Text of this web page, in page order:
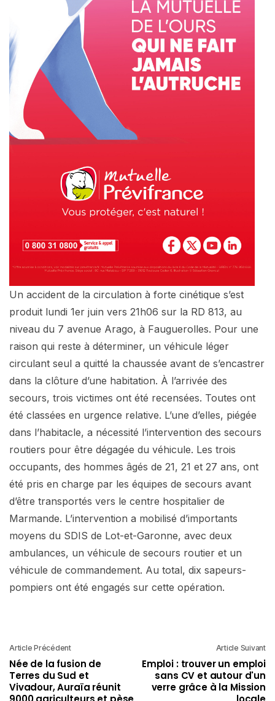
Un accident de la circulation à forte cinétique s’est
produit lundi 1er juin vers 21h06 sur la RD 813, au
niveau du 7 avenue Arago, à Fauguerolles. Pour une
raison qui reste à déterminer, un véhicule léger
circulant seul a quitté la chaussée avant de s’encastrer
dans la clôture d’une habitation. À l’arrivée des
secours, trois victimes ont été recensées. Toutes ont
été classées en urgence relative. L’une d’elles, piégée
dans l’habitacle, a nécessité l’intervention des secours
routiers pour être dégagée du véhicule. Les trois
occupants, des hommes âgés de 21, 21 et 27 ans, ont
été pris en charge par les équipes de secours avant
d’être transportés vers le centre hospitalier de
Marmande. L’intervention a mobilisé d’importants
moyens du SDIS de Lot-et-Garonne, avec deux
ambulances, un véhicule de secours routier et un
véhicule de commandement. Au total, dix sapeurs-
pompiers ont été engagés sur cette opération.
Article Précédent
Née de la fusion de
Terres du Sud et
Vivadour, Auraïa réunit
Article Suivant
Emploi : trouver un emploi
sans CV et autour d'un
verre grâce à la Mission